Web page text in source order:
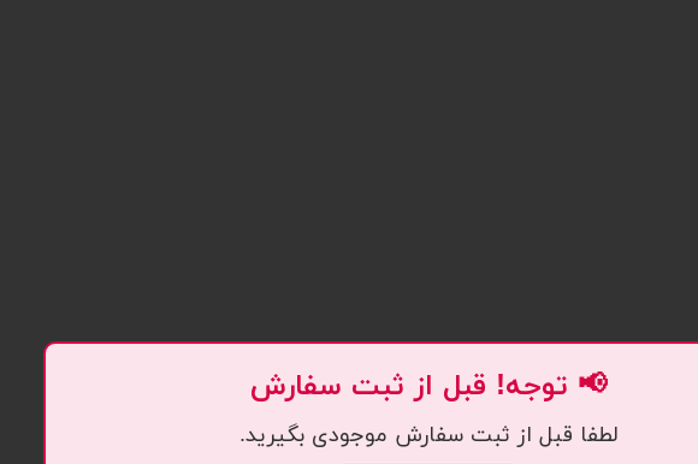
📢 توجه! قبل از ثبت سفارش
لطفا قبل از ثبت سفارش موجودی بگیرید.